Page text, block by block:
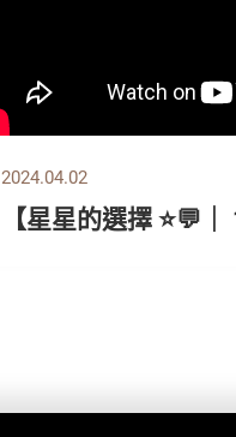
2024.04.02
【星星的選擇 ⭐💬